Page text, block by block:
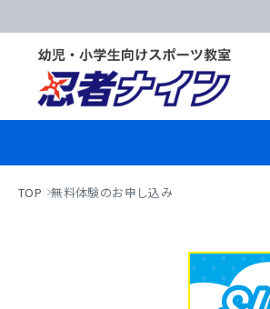
TOP 無料体験のお申し込み